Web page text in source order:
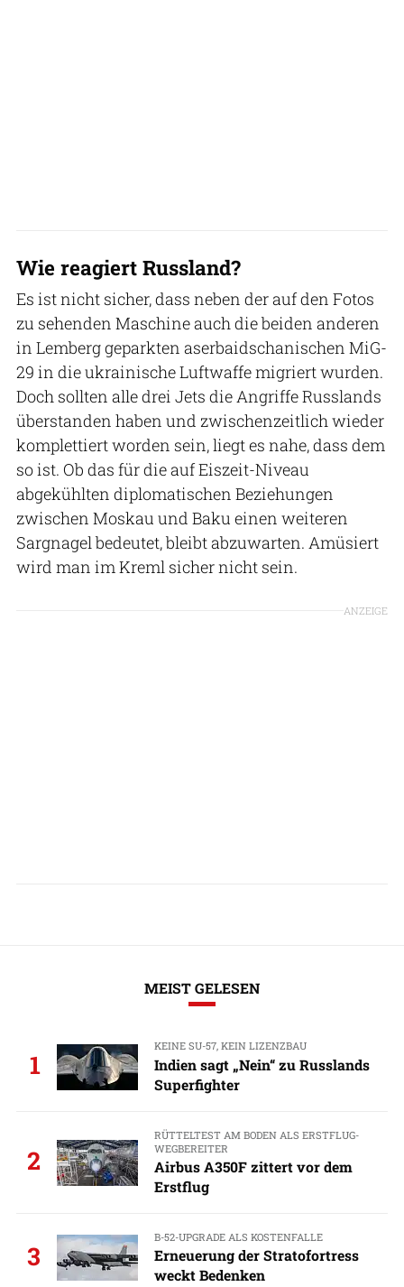
Wie reagiert Russland?
Es ist nicht sicher, dass neben der auf den Fotos
zu sehenden Maschine auch die beiden anderen
in Lemberg geparkten aserbaidschanischen MiG-
29 in die ukrainische Luftwaffe migriert wurden.
Doch sollten alle drei Jets die Angriffe Russlands
überstanden haben und zwischenzeitlich wieder
komplettiert worden sein, liegt es nahe, dass dem
so ist. Ob das für die auf Eiszeit-Niveau
abgekühlten diplomatischen Beziehungen
zwischen Moskau und Baku einen weiteren
Sargnagel bedeutet, bleibt abzuwarten. Amüsiert
wird man im Kreml sicher nicht sein.
ANZEIGE
MEIST GELESEN
1
KEINE SU-57, KEIN LIZENZBAU
Indien sagt „Nein“ zu Russlands
Superfighter
2
RÜTTELTEST AM BODEN ALS ERSTFLUG-
WEGBEREITER
Airbus A350F zittert vor dem
Erstflug
3
B-52-UPGRADE ALS KOSTENFALLE
Erneuerung der Stratofortress
weckt Bedenken